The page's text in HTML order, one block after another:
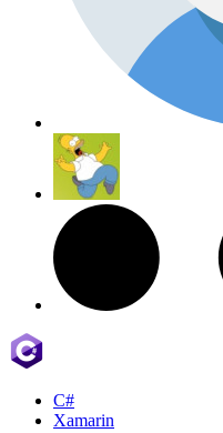
C#
Xamarin